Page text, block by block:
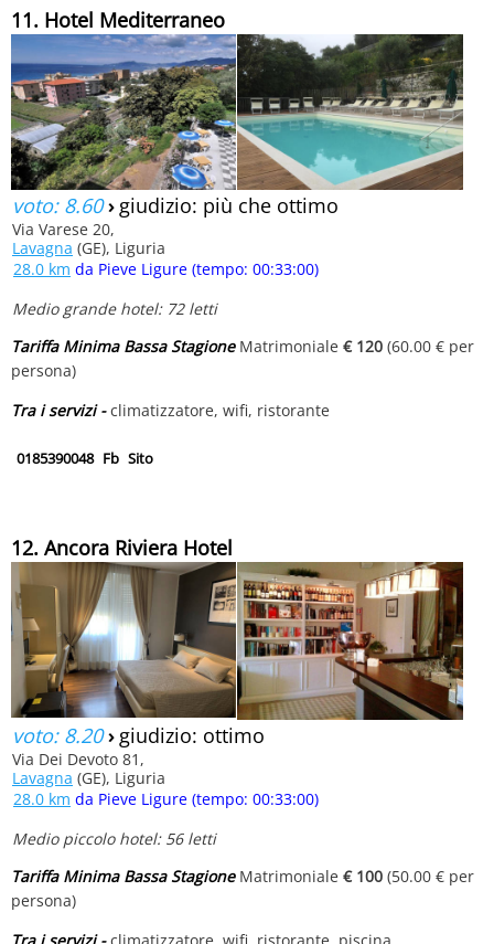
11. Hotel Mediterraneo
voto: 8.60› giudizio: più che ottimo
Via Varese 20,
Lavagna (GE), Liguria
28.0 km da Pieve Ligure (tempo: 00:33:00)
Medio grande hotel: 72 letti
Tariffa Minima Bassa StagioneMatrimoniale € 120 (60.00 € per
persona)
Tra i servizi -climatizzatore, wifi, ristorante
0185390048 Fb Sito
12. Ancora Riviera Hotel
voto: 8.20› giudizio: ottimo
Via Dei Devoto 81,
Lavagna (GE), Liguria
28.0 km da Pieve Ligure (tempo: 00:33:00)
Medio piccolo hotel: 56 letti
Tariffa Minima Bassa StagioneMatrimoniale € 100 (50.00 € per
persona)